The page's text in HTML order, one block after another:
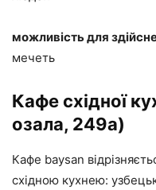
можливість для
мечеть
Кафе східної
озала, 249а)
Кафе baysan
східною кухнею: